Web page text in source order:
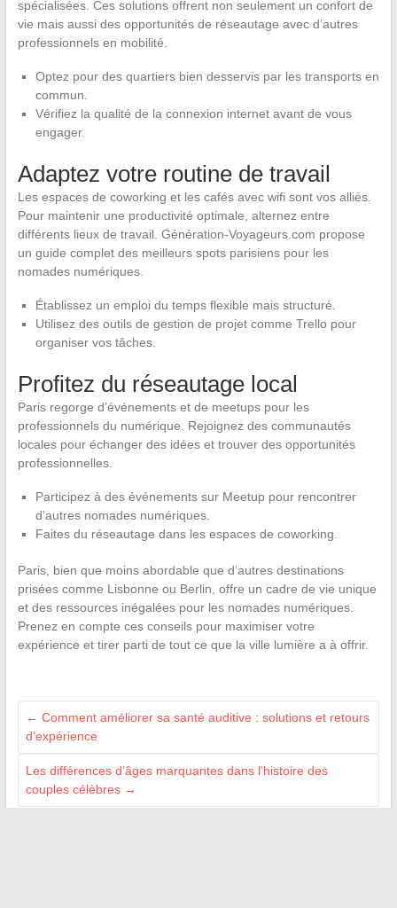
spécialisées. Ces solutions offrent non seulement un confort de
vie mais aussi des opportunités de réseautage avec d’autres
professionnels en mobilité.
Optez pour des quartiers bien desservis par les transports en
commun.
Vérifiez la qualité de la connexion internet avant de vous
engager.
Adaptez votre routine de travail
Les espaces de coworking et les cafés avec wifi sont vos alliés.
Pour maintenir une productivité optimale, alternez entre
différents lieux de travail. Génération-Voyageurs.com propose
un guide complet des meilleurs spots parisiens pour les
nomades numériques.
Établissez un emploi du temps flexible mais structuré.
Utilisez des outils de gestion de projet comme Trello pour
organiser vos tâches.
Profitez du réseautage local
Paris regorge d’événements et de meetups pour les
professionnels du numérique. Rejoignez des communautés
locales pour échanger des idées et trouver des opportunités
professionnelles.
Participez à des événements sur Meetup pour rencontrer
d’autres nomades numériques.
Faites du réseautage dans les espaces de coworking.
Paris, bien que moins abordable que d’autres destinations
prisées comme Lisbonne ou Berlin, offre un cadre de vie unique
et des ressources inégalées pour les nomades numériques.
Prenez en compte ces conseils pour maximiser votre
expérience et tirer parti de tout ce que la ville lumière a à offrir.
← Comment améliorer sa santé auditive : solutions et retours
d’expérience
Les différences d’âges marquantes dans l’histoire des
couples célèbres →